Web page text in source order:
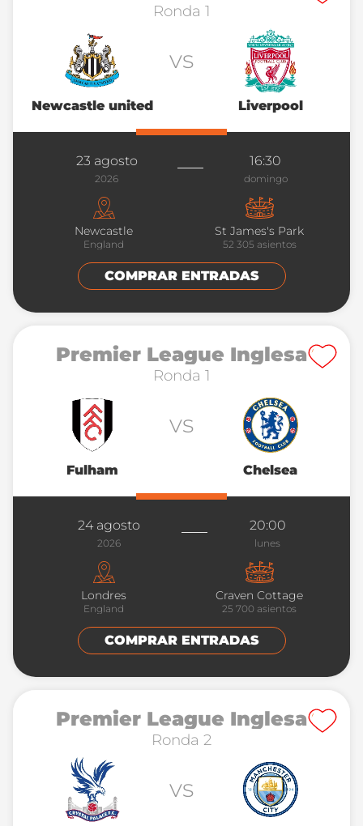
Ronda 1
Newcastle united
vs
Liverpool
23 agosto
2026
16:30
domingo
Newcastle
England
St James's Park
52 305 asientos
COMPRAR ENTRADAS
Premier League Inglesa
Ronda 1
Fulham
vs
Chelsea
24 agosto
2026
20:00
lunes
Londres
England
Craven Cottage
25 700 asientos
COMPRAR ENTRADAS
Premier League Inglesa
Ronda 2
vs